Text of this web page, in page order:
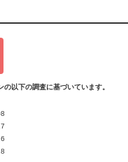
以下の調査に基づいています。